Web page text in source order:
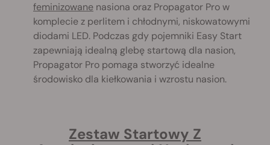
feminizowane nasiona oraz Propagator Pro w
komplecie z perlitem i chłodnymi, niskowatowymi
diodami LED. Podczas gdy pojemniki Easy Start
zapewniają idealną glebę startową dla nasion,
Propagator Pro pomaga stworzyć idealne
środowisko dla kiełkowania i wzrostu nasion.
Zestaw Startowy Z